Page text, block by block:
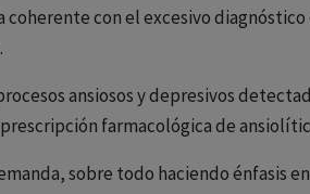
coherente con el excesivo
ansiosos y depresivos
farmacológica de
sobre todo haciendo énfasis